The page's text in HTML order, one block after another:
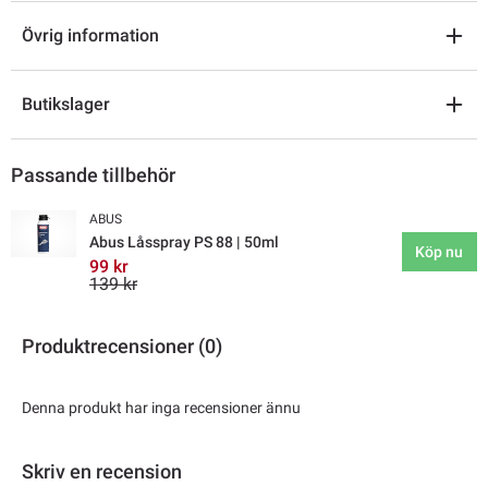
Övrig information
Butikslager
Passande tillbehör
ABUS
Abus Låsspray PS 88 | 50ml
99 kr
139 kr
Köp nu
Produktrecensioner (0)
Denna produkt har inga recensioner ännu
Skriv en recension